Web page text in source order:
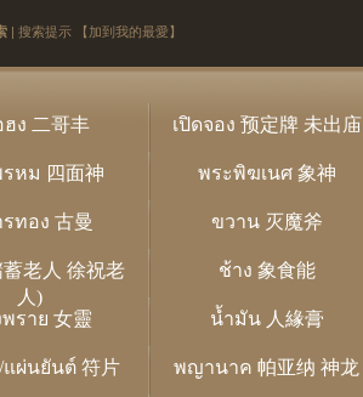
| 搜索提示 【加到我的最愛】
ง 二哥丰 เปิดจอง 预定牌 未出庙
หม 四面神 พระพิฆเนศ 象神
ทอง 古曼 ขวาน 灭魔斧
老人 徐祝老
人)
ช้าง 象食能
ราย 女靈 น้ำมัน 人緣膏
ผ่นยันต์ 符片 พญานาค 帕亚纳 神龙